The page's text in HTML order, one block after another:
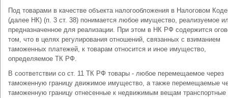
Под товарами в качестве объекта налогообложения в Налоговом
(далее НК) (п. 3 ст. 38) понимается любое имущество, реализуемое
предназначенное для реализации. При этом в НК РФ содержится
том, что в целях регулирования отношений, связанных с взиманием
таможенных платежей, к товарам относится и иное имущество,
определяемое ТК РФ.
В соответствии со ст. 11 ТК РФ товары - любое перемещаемое через
таможенную границу движимое имущество, а также перемещаемые
таможенную границу отнесенные к недвижимым вещам транспортные